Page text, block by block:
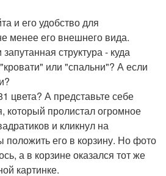
и его удобство для
менее его внешнего вида.
структура - куда
или "спальни"? А если
цвета? А представьте себе
который пролистал огромное
и кликнул на
его в корзину. Но фото
а в корзине оказался тот же
картинке.